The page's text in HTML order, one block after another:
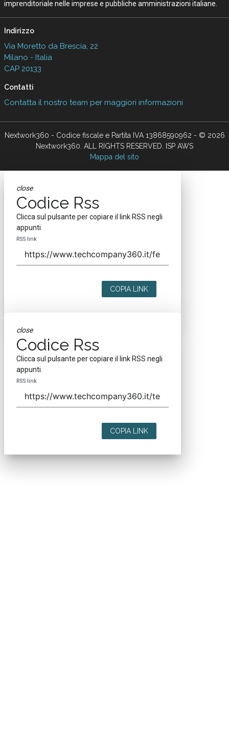
imprenditoriale nelle imprese e pubbliche amministrazioni italiane.
Indirizzo
Via Moretto da Brescia, 22
Milano - Italia
CAP 20133
Contatti
Contatta il nostro team per maggiori informazioni
Nextwork360 - Codice fiscale e Partita IVA 13868590962 - © 2026
Nextwork360. ALL RIGHTS RESERVED. ISP AWS
Mappa del sito
close
Codice Rss
Clicca sul pulsante per copiare il link RSS negli
appunti.
RSS link
COPIA LINK
close
Codice Rss
Clicca sul pulsante per copiare il link RSS negli
appunti.
RSS link
COPIA LINK